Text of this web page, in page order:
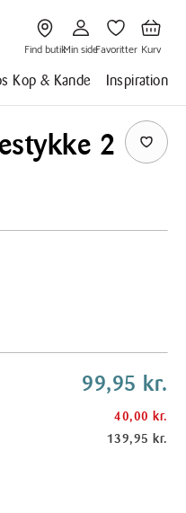
Gå
til
Find
butik
Find butik
til
Min
side
Min side
til
Favoritter
Favoritter
til
Kurv
Kurv
Kop & Kande Inspiration
2
99,95 kr.
40,00 kr.
139,95 kr.